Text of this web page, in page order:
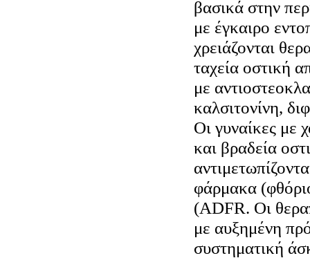
βασικά στην
με έγκαιρο
χρειάζονται
ταχεία οστική
με
καλσιτονίνη,
Οι γυναίκες με
και βραδεία
φάρμακα
(ADFR. Οι
με αυξημένη
συστηματική